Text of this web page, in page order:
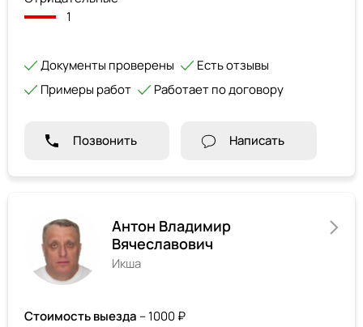
1
Документы проверены
Есть отзывы
Примеры работ
Работает по договору
Позвонить Написать
Антон Владимир
Вячеславович
Икша
Стоимость выезда – 1000 ₽